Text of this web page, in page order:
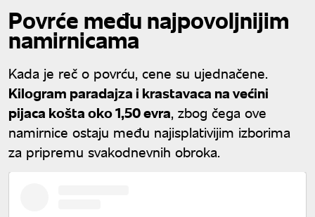
Povrće među najpovoljnijim
namirnicama
Kada je reč o povrću, cene su ujednačene.
Kilogram paradajza i krastavaca na većini
pijaca košta oko 1,50 evra, zbog čega ove
namirnice ostaju među najisplativijim izborima
za pripremu svakodnevnih obroka.